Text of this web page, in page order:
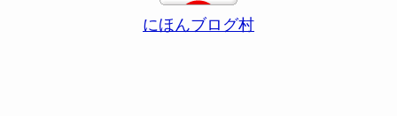
にほんブログ村